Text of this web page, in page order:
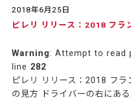
2018年6月25日
ピレリ リリース：2018 フラ
Warning: Attempt to read
line 282
ピレリ リリース：2018 フ
の見方 ドライバーの右にある